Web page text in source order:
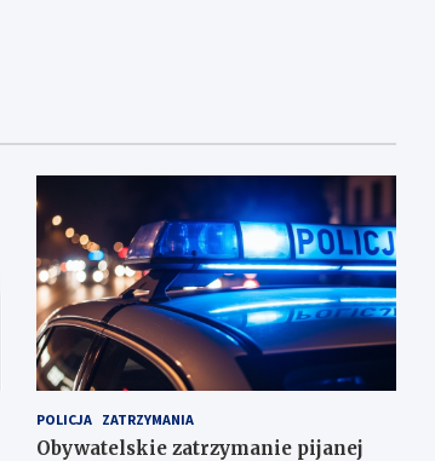
POLICJA ZATRZYMANIA
Obywatelskie zatrzymanie pijanej